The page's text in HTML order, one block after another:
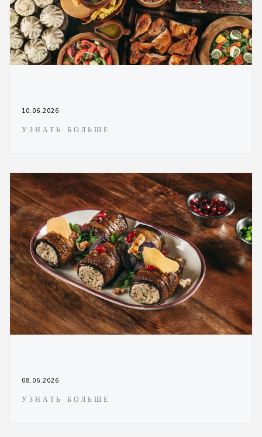
10.06.2026
УЗНАТЬ БОЛЬШЕ
08.06.2026
УЗНАТЬ БОЛЬШЕ